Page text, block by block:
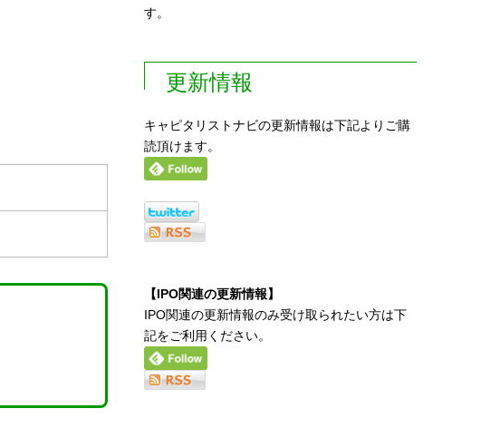
す。
更新情報
キャピタリストナビの更新情報は下記よりご購
読頂けます。
【IPO関連の更新情報】
IPO関連の更新情報のみ受け取られたい方は下
記をご利用ください。